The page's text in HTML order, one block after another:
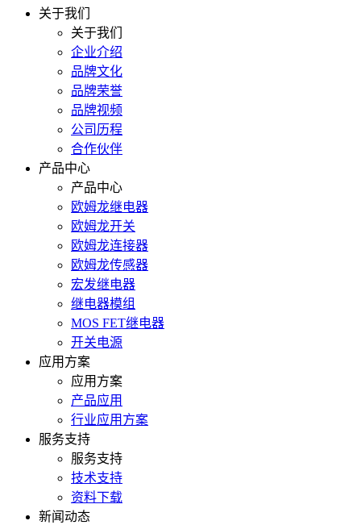
关于我们
关于我们
企业介绍
品牌文化
品牌荣誉
品牌视频
公司历程
合作伙伴
产品中心
产品中心
欧姆龙继电器
欧姆龙开关
欧姆龙连接器
欧姆龙传感器
宏发继电器
继电器模组
MOS FET继电器
开关电源
应用方案
应用方案
产品应用
行业应用方案
服务支持
服务支持
技术支持
资料下载
新闻动态